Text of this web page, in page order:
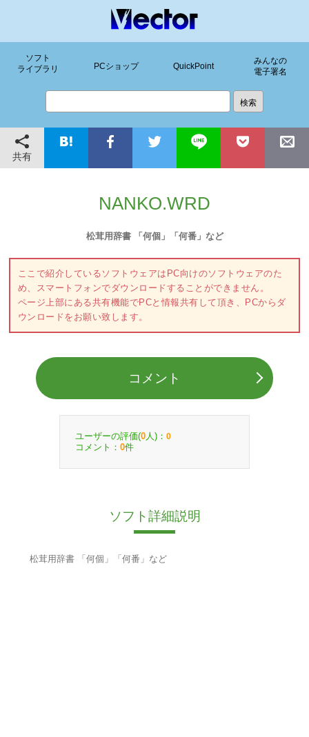
ソフト
ライブラリ
PCショップ QuickPoint
みんなの
電子署名
共有
NANKO.WRD
松茸用辞書 「何個」「何番」など
ここで紹介しているソフトウェアはPC向けのソフトウェアのた
め、スマートフォンでダウンロードすることができません。
ページ上部にある共有機能でPCと情報共有して頂き、PCからダ
ウンロードをお願い致します。
コメント
ユーザーの評価(0 人)： 0
コメント： 0件
ソフト詳細説明
松茸用辞書 「何個」「何番」など